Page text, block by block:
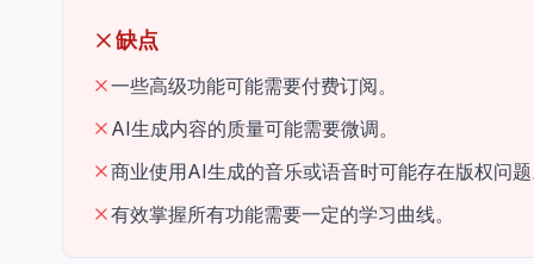
缺点
一些高级功能可能需要付费订阅。
AI生成内容的质量可能需要微调。
商业使用AI生成的音乐或语音时可能存在版权问
有效掌握所有功能需要一定的学习曲线。